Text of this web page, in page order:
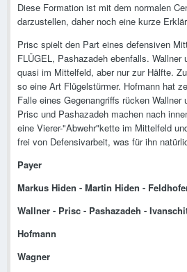
Diese Formation ist mit dem normalen
darzustellen, daher noch eine kurze
Prisc spielt den Part eines defensiven
FLÜGEL, Pashazadeh ebenfalls.
quasi im Mittelfeld, aber nur zur Hälfte.
so eine Art Flügelstürmer. Hofmann hat
Falle eines Gegenangriffs rücken
Prisc und Pashazadeh machen nach
eine Vierer-"Abwehr"kette im Mittelfeld
frei von Defensivarbeit, was für ihn
Payer
Markus Hiden - Martin Hiden -
Wallner - Prisc - Pashazadeh -
Hofmann
Wagner